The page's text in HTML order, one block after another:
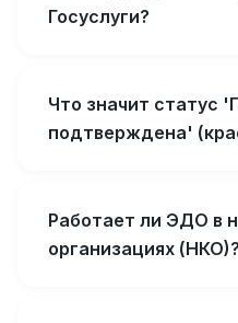
Госуслуги?
Что значит статус
подтверждена'
Работает ли ЭДО в
организациях (НКО)?